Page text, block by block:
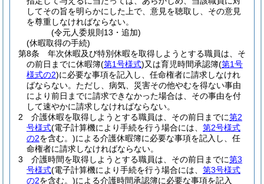
してその旨を明らかにした上で、意見を聴取し、その意見
を尊重しなければならない。
(令元人委規則13・追加)
(休暇取得の手続)
第8条
年次休暇及び特別休暇を取得しようとする職員は、そ
の前日までに休暇簿(第1号様式)又は育児時間承認簿(第1号
様式の2)に必要な事項を記入し、任命権者に請求しなけれ
ばならない。 ただし、病気、災害その他やむを得ない事由
により前日までに請求できなかった場合は、その事由を付
して速やかに請求しなければならない。
2
介護休暇を取得しようとする職員は、その前日までに第2
号様式(電子計算機により手続を行う場合には、 第2号様式
の2を含む。)による介護休暇簿に必要な事項を記入し、任
命権者に請求しなければならない。
3
介護時間を取得しようとする職員は、その前日までに第3
号様式(電子計算機により手続を行う場合には、 第3号様式
の2を含む。)による介護時間承認簿に必要な事項を記入